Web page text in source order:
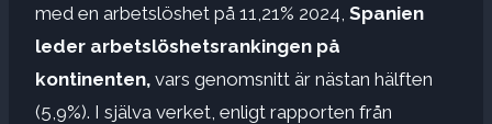
med en arbetslöshet på 11,21% 2024, Spanien
leder arbetslöshetsrankingen på
kontinenten, vars genomsnitt är nästan hälften
(5,9%). I själva verket, enligt rapporten från